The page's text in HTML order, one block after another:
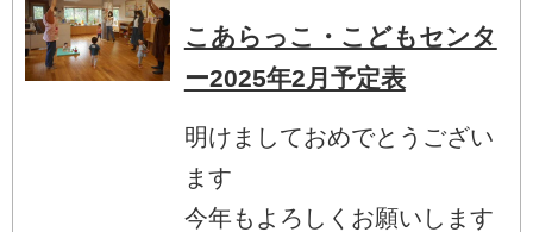
こあらっこ・こどもセンタ
ー2025年2月予定表
明けましておめでとうござい
ます
今年もよろしくお願いします